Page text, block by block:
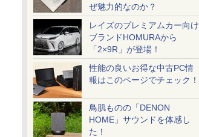
ぜ魅力的なのか？
レイズのプレミアムカー向け
ブランドHOMURAから
「2×9R」が登場！
性能の良いお得な中古PC情
報はこのページでチェック！
鳥肌ものの「DENON
HOME」サウンドを体感し
た！